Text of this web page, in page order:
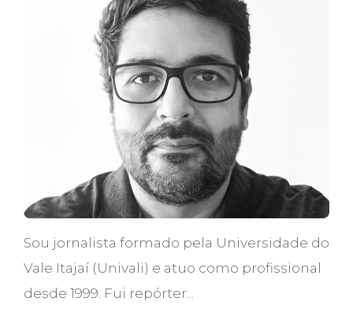
Sou jornalista formado pela Universidade do
Vale Itajaí (Univali) e atuo como profissional
desde 1999. Fui repórter...